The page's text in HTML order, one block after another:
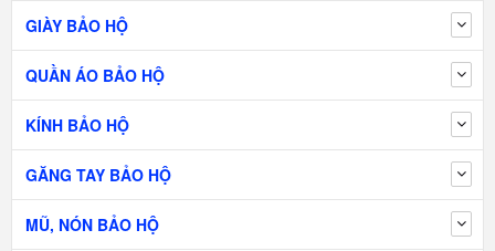
GIÀY BẢO HỘ
QUẦN ÁO BẢO HỘ
KÍNH BẢO HỘ
GĂNG TAY BẢO HỘ
MŨ, NÓN BẢO HỘ